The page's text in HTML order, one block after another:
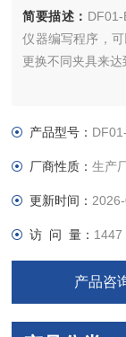
简要描述：
仪器编写程序，
更换不同夹具来达
产品型号：
厂商性质：生产
更新时间：
访 问 量： 1447
产品咨